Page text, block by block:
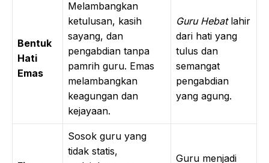
Bentuk
Hati
Emas
Melambangkan
ketulusan, kasih
sayang, dan
pengabdian tanpa
pamrih guru. Emas
melambangkan
keagungan dan
kejayaan.
Guru Hebatlahir
dari hati yang
tulus dan
semangat
pengabdian
yang agung.
Sosok guru yang
tidak statis,
Guru menjadi